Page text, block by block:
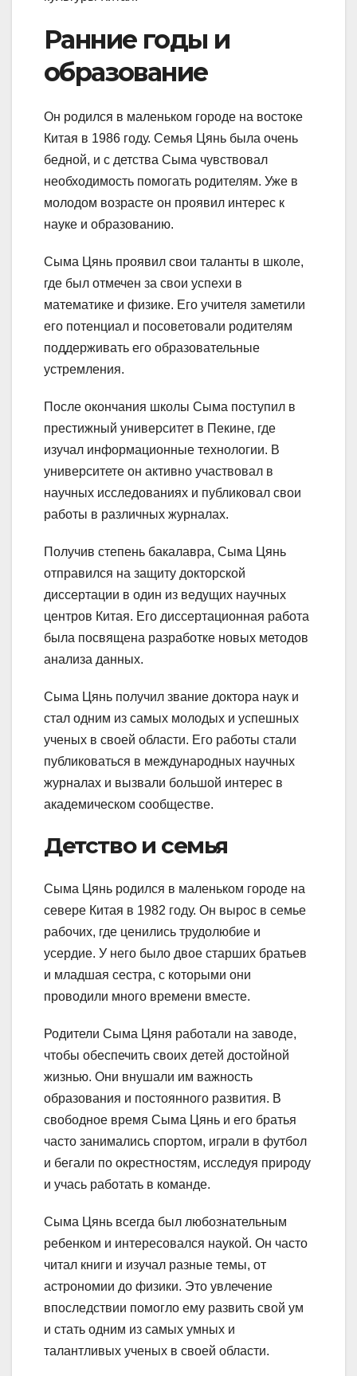
Ранние годы и
образование
Он родился в маленьком городе на востоке
Китая в 1986 году. Семья Цянь была очень
бедной, и с детства Сыма чувствовал
необходимость помогать родителям. Уже в
молодом возрасте он проявил интерес к
науке и образованию.
Сыма Цянь проявил свои таланты в школе,
где был отмечен за свои успехи в
математике и физике. Его учителя заметили
его потенциал и посоветовали родителям
поддерживать его образовательные
устремления.
После окончания школы Сыма поступил в
престижный университет в Пекине, где
изучал информационные технологии. В
университете он активно участвовал в
научных исследованиях и публиковал свои
работы в различных журналах.
Получив степень бакалавра, Сыма Цянь
отправился на защиту докторской
диссертации в один из ведущих научных
центров Китая. Его диссертационная работа
была посвящена разработке новых методов
анализа данных.
Сыма Цянь получил звание доктора наук и
стал одним из самых молодых и успешных
ученых в своей области. Его работы стали
публиковаться в международных научных
журналах и вызвали большой интерес в
академическом сообществе.
Детство и семья
Сыма Цянь родился в маленьком городе на
севере Китая в 1982 году. Он вырос в семье
рабочих, где ценились трудолюбие и
усердие. У него было двое старших братьев
и младшая сестра, с которыми они
проводили много времени вместе.
Родители Сыма Цяня работали на заводе,
чтобы обеспечить своих детей достойной
жизнью. Они внушали им важность
образования и постоянного развития. В
свободное время Сыма Цянь и его братья
часто занимались спортом, играли в футбол
и бегали по окрестностям, исследуя природу
и учась работать в команде.
Сыма Цянь всегда был любознательным
ребенком и интересовался наукой. Он часто
читал книги и изучал разные темы, от
астрономии до физики. Это увлечение
впоследствии помогло ему развить свой ум
и стать одним из самых умных и
талантливых ученых в своей области.